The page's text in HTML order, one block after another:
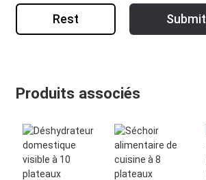
Rest Submit
Produits associés